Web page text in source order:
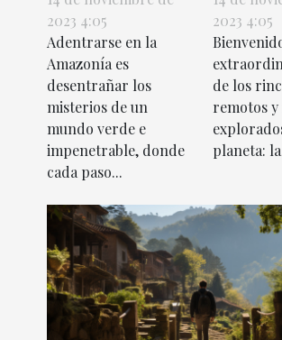
inexplorada
2023 4:05
Adentrarse en la
Amazonía es
desentrañar los
misterios de un
mundo verde e
impenetrable, donde
cada paso...
2023 4:05
de los
remotos y
planeta: